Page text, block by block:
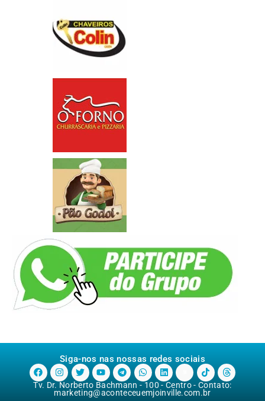
Siga-nos nas nossas redes sociais
Tv. Dr. Norberto Bachmann - 100 - Centro - Contato:
marketing@aconteceuemjoinville.com.br